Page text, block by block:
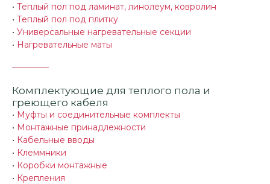
• Теплый пол под ламинат, линолеум, ковролин
• Теплый пол под плитку
• Универсальные нагревательные секции
• Нагревательные маты
Комплектующие для теплого пола и
греющего кабеля
• Муфты и соединительные комплекты
• Монтажные принадлежности
• Кабельные вводы
• Клеммники
• Коробки монтажные
• Крепления